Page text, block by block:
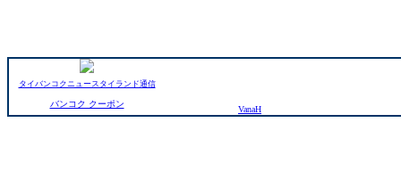
タイバンコクニュースタイランド通信
バンコク クーポン
VanaH